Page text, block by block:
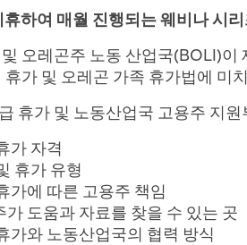
하여 매월 진행되는 웨비나 시
오레곤주 노동 산업국(BOLI)
휴가 및 오레곤 가족 휴가법에 미
휴가 및 노동산업국 고용주 지
가 자격
휴가 유형
가에 따른 고용주 책임
가 도움과 자료를 찾을 수 있는 곳
가와 노동산업국의 협력 방식